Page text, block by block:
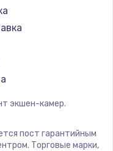
экшен-камер.
пост гарантийным
Торговые марки,